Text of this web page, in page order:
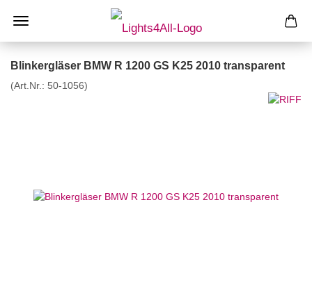
Blinkergläser BMW R 1200 GS K25 2010 transparent
(Art.Nr.: 50-1056)